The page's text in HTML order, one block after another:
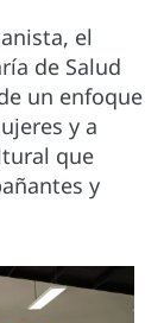
el
de Salud
un enfoque
y a
que
y